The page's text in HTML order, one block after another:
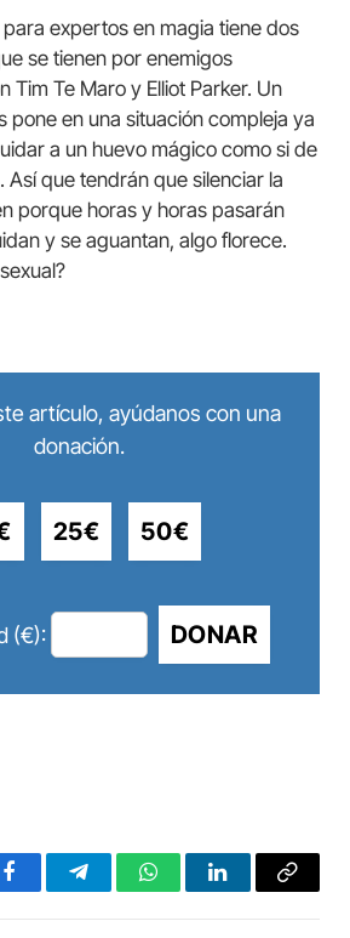
para expertos en magia tiene dos
se tienen por enemigos
Tim Te Maro y Elliot Parker. Un
pone en una situación compleja ya
a un huevo mágico como si de
Así que tendrán que silenciar la
porque horas y horas pasarán
y se aguantan, algo florece.
artículo, ayúdanos con una
donación.
25€ 50€
(€): DONAR
FacebookTelegramWhatsAppLinkedInCopy